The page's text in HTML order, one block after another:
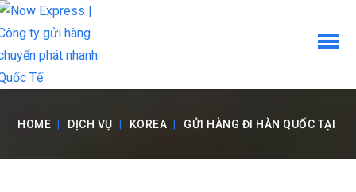
HOME DỊCH VỤ KOREA GỬI HÀNG ĐI HÀN QUỐC TẠI ĐÀ